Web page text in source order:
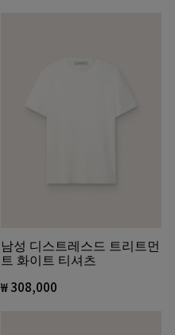
남성 디스트레스드 트리트먼
트 화이트 티셔츠
₩ 308,000